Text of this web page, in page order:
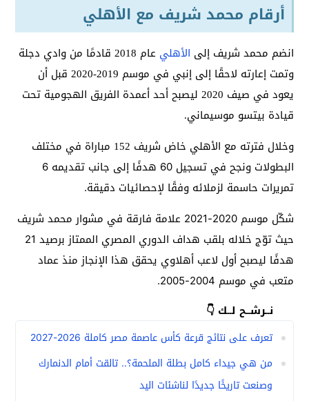
أرقام محمد شريف مع الأهلي
انضم محمد شريف إلى الأهلي
عام 2018 قادمًا من وادي دجلة
وتمت إعارته لاحقًا إلى إنبي في موسم 2019-2020 قبل أن
يعود في صيف 2020 ليصبح أحد أعمدة الفريق الهجومية تحت
قيادة بيتسو موسيماني.
وخلال فترته مع الأهلي خاض شريف 152 مباراة في مختلف
البطولات ونجح في تسجيل
60 هدفًا إلى جانب تقديمه 6
تمريرات حاسمة لزملائه وفقًا لإحصائيات دقيقة.
شكّل موسم 2020-2021 علامة فارقة في مشوار محمد شريف
حيث توّج خلاله بلقب هداف الدوري المصري الممتاز برصيد 21
هدفًا ليصبح أول لاعب أهلاوي يحقق هذا الإنجاز منذ عماد
متعب في موسم 2004-2005.
نــرشــح لــك 👇
تعرف على نتائج قرعة كأس عاصمة مصر كاملة 2026-2027
من هي جيداء كامل بطلة الملحمة؟.. تالقت أمام الدنمارك
وصنعت تاريخًا جديدًا لناشئات اليد